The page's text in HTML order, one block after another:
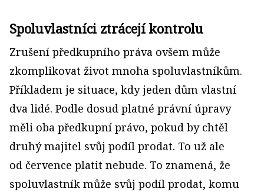
Spoluvlastníci ztrácejí kontrolu
Zrušení předkupního práva ovšem může
zkomplikovat život mnoha spoluvlastníkům.
Příkladem je situace, kdy jeden dům vlastní
dva lidé. Podle dosud platné právní úpravy
měli oba předkupní právo, pokud by chtěl
druhý majitel svůj podíl prodat. To už ale
od července platit nebude. To znamená, že
spoluvlastník může svůj podíl prodat, komu